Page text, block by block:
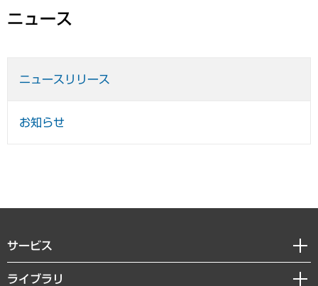
ニュース
ニュースリリース
お知らせ
サービス
経営戦略
ライブラリ